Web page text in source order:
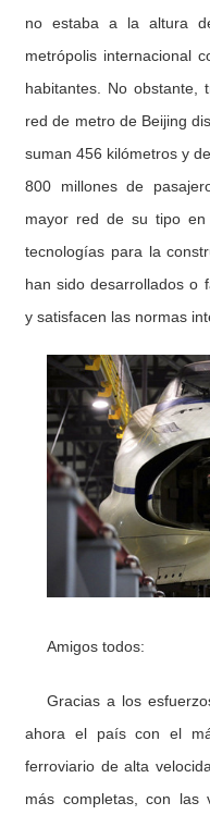
no estaba a la altura
metrópolis internacional
habitantes. No obstante,
red de metro de Beijing
suman 456 kilómetros y
800 millones de
mayor red de su tipo
tecnologías para la
han sido desarrollados o
y satisfacen las normas
Amigos todos:
Gracias a los
ahora el país con el
ferroviario de alta
más completas, con las